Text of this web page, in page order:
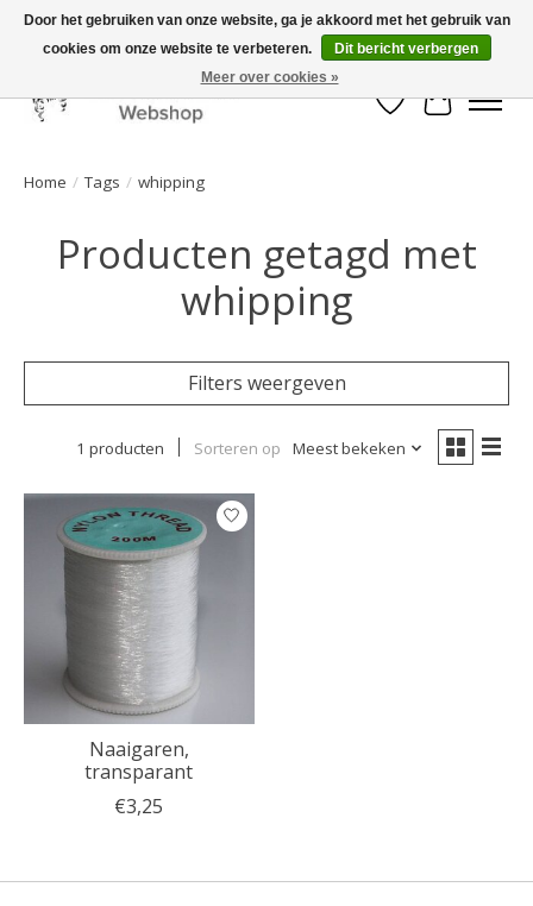
Mooi werk, snelle levering!
Verlanglijst
Home / Tags / whipping
Producten getagd met
whipping
Filters weergeven
1 producten Sorteren op Meest bekeken
Naaigaren,
transparant
€3,25
Door het gebruiken van onze website, ga je akkoord met het gebruik van
cookies om onze website te verbeteren.
Dit bericht verbergen
Meer over cookies »